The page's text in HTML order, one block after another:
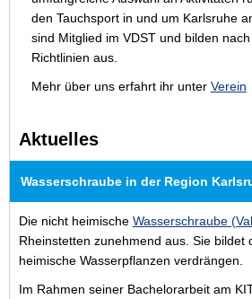
den Tauchsport in und um Karlsruhe
sind Mitglied im VDST und bilden
Richtlinien aus.
Mehr über uns erfahrt ihr unter Verein
Aktuelles
Wasserschraube in der Region
Die nicht heimische Wasserschraube
Rheinstetten zunehmend aus. Sie
heimische Wasserpflanzen verdrängen.
Im Rahmen seiner Bachelorarbeit am